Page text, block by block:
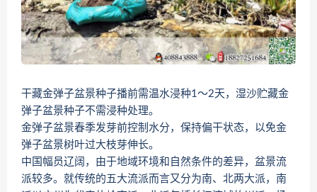
干藏金弹子盆景种子播前需温水浸种1～2天，湿沙贮藏金
弹子盆景种子不需浸种处理。
金弹子盆景春季发芽前控制水分，保持偏干状态，以免金
弹子盆景树叶过大枝芽伸长。
中国幅员辽阔，由于地域环境和自然条件的差异，盆景流
派较多。就传统的五大流派而言又分为南、北两大派，南